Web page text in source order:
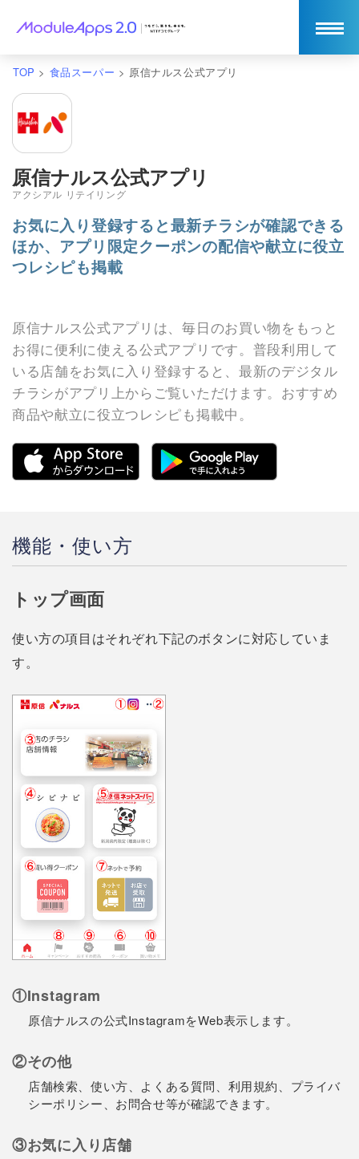
TOP > 食品スーパー > 原信ナルス公式アプリ
原信ナルス公式アプリ
アクシアル リテイリング
お気に入り登録すると最新チラシが確認できる
ほか、アプリ限定クーポンの配信や献立に役立
つレシピも掲載
原信ナルス公式アプリは、毎日のお買い物をもっと
お得に便利に使える公式アプリです。普段利用して
いる店舗をお気に入り登録すると、最新のデジタル
チラシがアプリ上からご覧いただけます。おすすめ
商品や献立に役立つレシピも掲載中。
機能・使い方
トップ画面
使い方の項目はそれぞれ下記のボタンに対応していま
す。
①Instagram
原信ナルスの公式InstagramをWeb表示します。
②その他
店舗検索、使い方、よくある質問、利用規約、プライバ
シーポリシー、お問合せ等が確認できます。
③お気に入り店舗